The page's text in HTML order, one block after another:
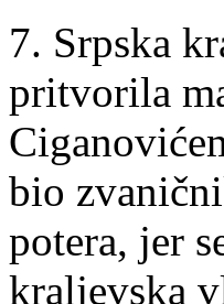
7. Srpska
pritvorila
bio
potera, jer
kraljevska